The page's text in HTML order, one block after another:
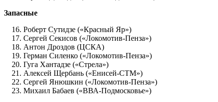
Запасные
Роберт Сутидзе («Красный Яр»)
Сергей Секисов («Локомотив-Пенза»)
Антон Дроздов (ЦСКА)
Герман Силенко («Локомотив-Пенза»)
Гуга Хантадзе («Стрела»)
Алексей Щербань («Енисей-СТМ»)
Сергей Янюшкин («Локомотив-Пенза»)
Михаил Бабаев («ВВА-Подмосковье»)